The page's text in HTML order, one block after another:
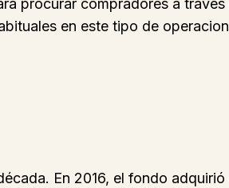
en este tipo de
En 2016, el fondo adquirió